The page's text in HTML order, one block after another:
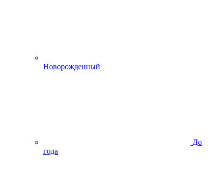
Новорожденный
До
года